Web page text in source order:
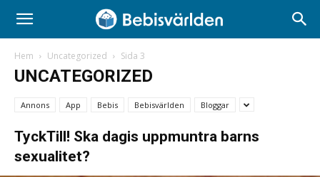
Hem Uncategorized Sida 3
UNCATEGORIZED
Annons App Bebis Bebisvärlden Bloggar
TyckTill! Ska dagis uppmuntra barns
sexualitet?